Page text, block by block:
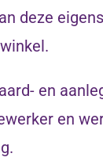
deze
en
en